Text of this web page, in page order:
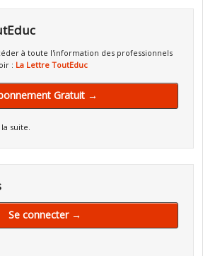
à toute l'information des professionnels
: La Lettre ToutEduc
Gratuit →
suite.
Se connecter →